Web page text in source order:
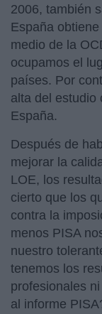
2006, también
España
medio de la
ocupamos el
países. Por
alta del estudio
España.
Después de
mejorar la
LOE, los
cierto que los
contra la
menos PISA
nuestro
tenemos los
profesionales
al informe